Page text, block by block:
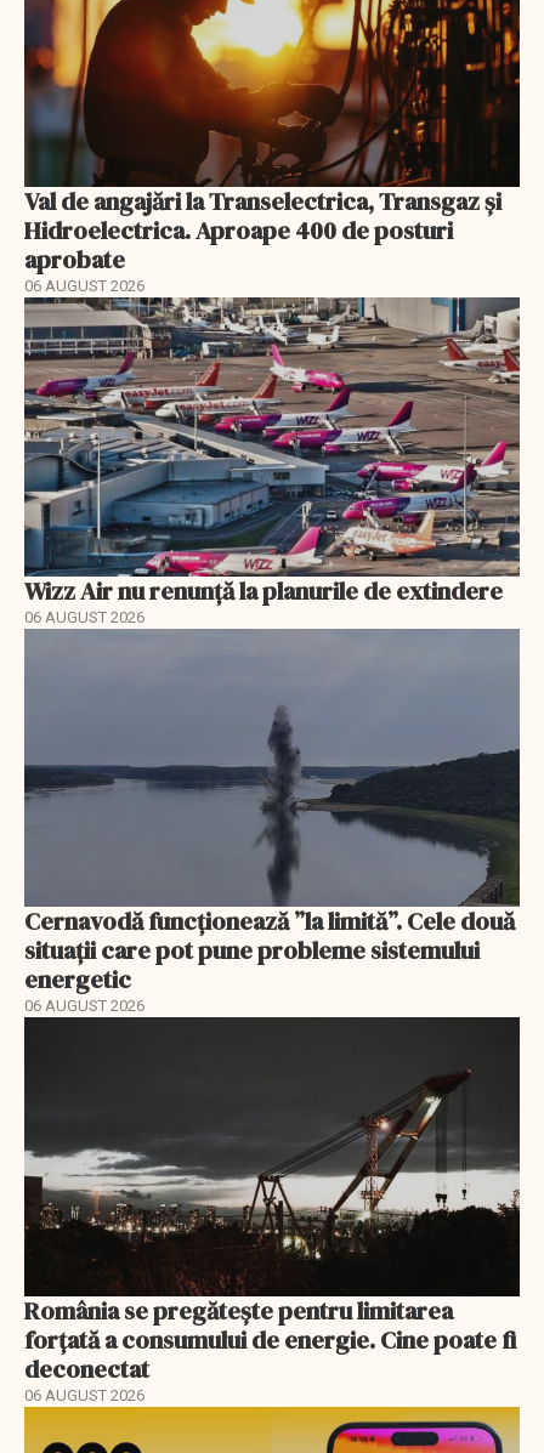
Val de angajări la Transelectrica, Transgaz și
Hidroelectrica. Aproape 400 de posturi
aprobate
06 AUGUST 2026
Wizz Air nu renunță la planurile de extindere
06 AUGUST 2026
Cernavodă funcționează ”la limită”. Cele două
situații care pot pune probleme sistemului
energetic
06 AUGUST 2026
România se pregătește pentru limitarea
forțată a consumului de energie. Cine poate fi
deconectat
06 AUGUST 2026